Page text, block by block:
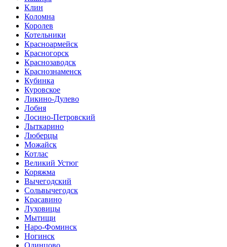
Клин
Коломна
Королев
Котельники
Красноармейск
Красногорск
Краснозаводск
Краснознаменск
Кубинка
Куровское
Ликино-Дулево
Лобня
Лосино-Петровский
Лыткарино
Люберцы
Можайск
Котлас
Великий Устюг
Коряжма
Вычегодский
Сольвычегодск
Красавино
Луховицы
Мытищи
Наро-Фоминск
Ногинск
Одинцово